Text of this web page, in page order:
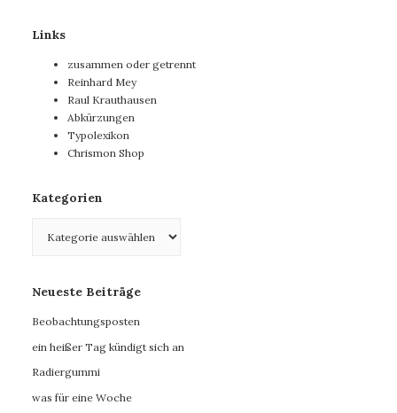
Links
zusammen oder getrennt
Reinhard Mey
Raul Krauthausen
Abkürzungen
Typolexikon
Chrismon Shop
Kategorien
Neueste Beiträge
Beobachtungsposten
ein heißer Tag kündigt sich an
Radiergummi
was für eine Woche